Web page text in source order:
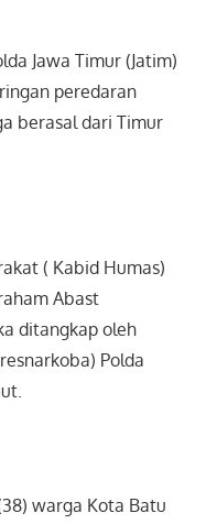
Jawa Timur (Jatim)
peredaran
berasal dari Timur
( Kabid Humas)
Abast
ditangkap oleh
Polda
warga Kota Batu